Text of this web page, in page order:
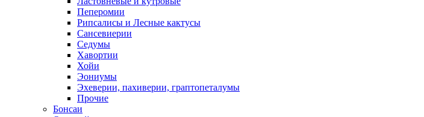
Пеперомии
Рипсалисы и Лесные кактусы
Сансевиерии
Седумы
Хавортии
Хойи
Эониумы
Эхеверии, пахиверии, граптопеталумы
Прочие
Бонсаи